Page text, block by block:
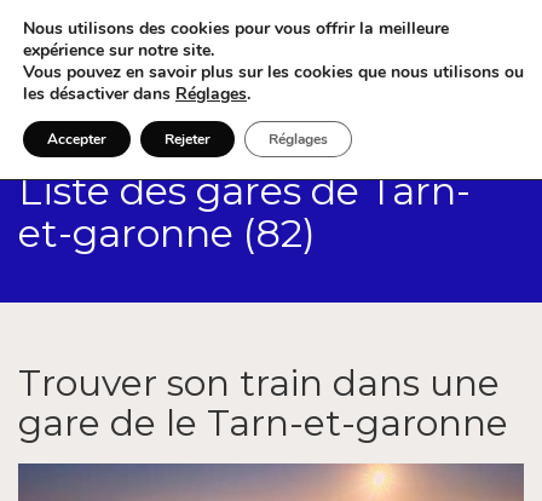
Liste des gares de Tarn-
et-garonne (82)
Trouver son train dans une
gare de le Tarn-et-garonne
Nous utilisons des cookies pour vous offrir la meilleure
expérience sur notre site.
Vous pouvez en savoir plus sur les cookies que nous utilisons ou
les désactiver dans Réglages.
Accepter Rejeter Réglages